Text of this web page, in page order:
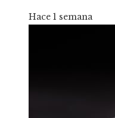
Hace 1 semana